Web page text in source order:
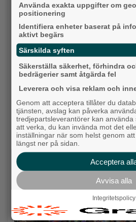
Alingsås
Detta händer i Alingsås 3–10
Backa/Kärra
Använda exakta uppgifter om
positionering
Identifiera enheter baserat på
aktivt begärs
Särskilda syften
Säkerställa säkerhet, förhindra
bedrägerier samt åtgärda fel
Leverera och visa reklam och
Genom att acceptera tillåter du
tjänsten, avslag kan påverka
tredjepartsleverantörer kan
att verka, du kan invända mot det
inställningar när som helst genom
längst ner på sidan.
Acceptera
Avvisa alla
Integritetspolicy